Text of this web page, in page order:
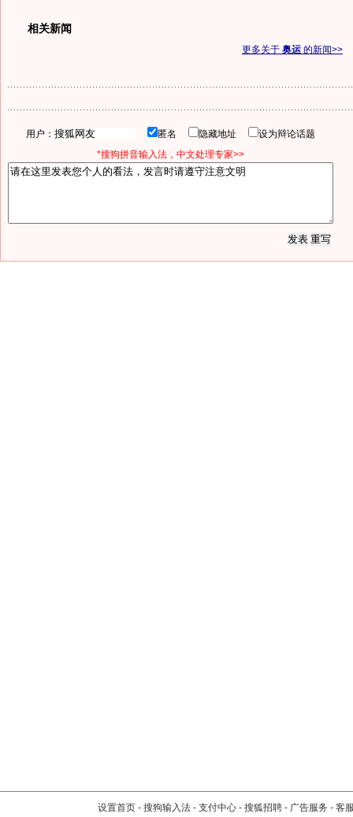
相关新闻
更多关于 奥运 的新闻>>
用户： 匿名 隐藏地址
设为辩论话题
*搜狗拼音输入法，中文处理专家>>
设置首页 - 搜狗输入法 - 支付中心 - 搜狐招聘 - 广告服务 - 客